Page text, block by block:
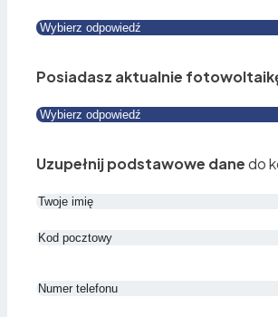
Posiadasz aktualnie
Uzupełnij podstawowe danedo